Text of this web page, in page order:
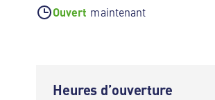
Ouvert maintenant
Heures d’ouverture